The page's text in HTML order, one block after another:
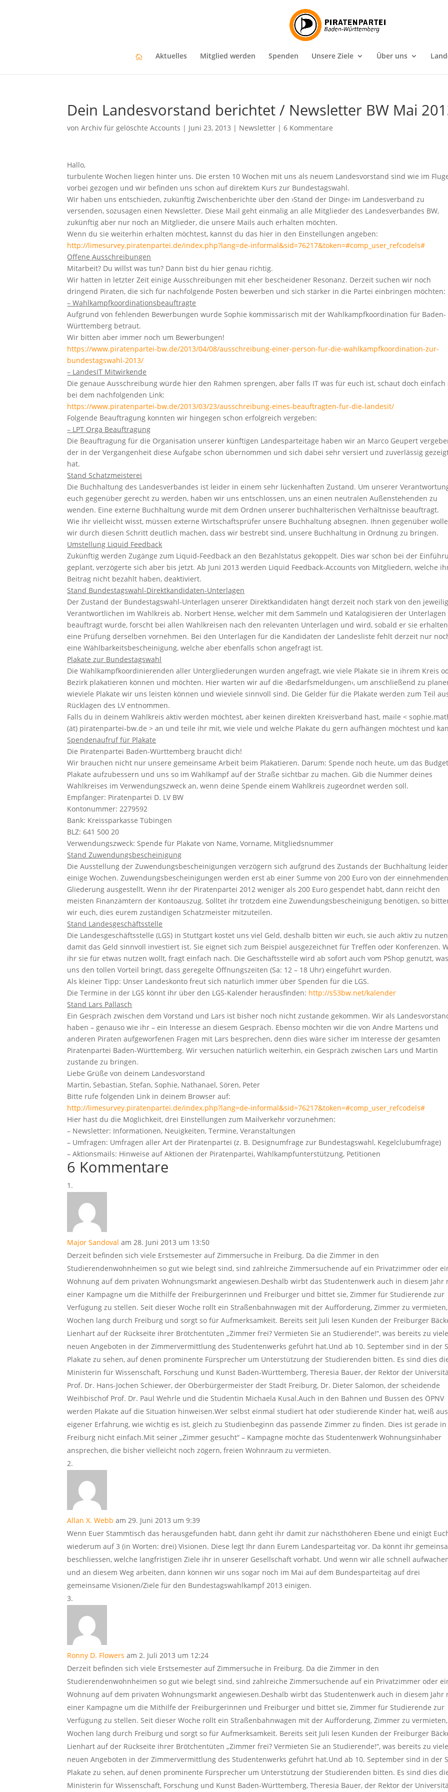
Aktuelles Mitglied werden Spenden Unsere Ziele Über uns
Dein Landesvorstand berichtet / Newsletter BW Mai
vonArchiv für gelöschte Accounts | Juni 23, 2013 | Newsletter |6 Kommentare
Hallo,
turbulente Wochen liegen hinter uns. Die ersten 10 Wochen mit uns als neuem Landesvorstand sind wie im
vorbei gezogen und wir befinden uns schon auf direktem Kurs zur Bundestagswahl.
Wir haben uns entschieden, zukünftig Zwischenberichte über den ›Stand der Dinge‹ im Landesverband zu
versenden, sozusagen einen Newsletter. Diese Mail geht einmalig an alle Mitglieder des Landesverbandes BW,
zukünftig aber nur noch an Mitglieder, die unsere Mails auch erhalten möchten.
Wenn du sie weiterhin erhalten möchtest, kannst du das hier in den Einstellungen angeben:
http://limesurvey.piratenpartei.de/index.php?lang=de-informal&sid=76217&token=#comp_user_refcodels#
Offene Ausschreibungen
Mitarbeit? Du willst was tun? Dann bist du hier genau richtig.
Wir hatten in letzter Zeit einige Ausschreibungen mit eher bescheidener Resonanz. Derzeit suchen wir noch
dringend Piraten, die sich für nachfolgende Posten bewerben und sich stärker in die Partei einbringen möchten:
– Wahlkampfkoordinationsbeauftragte
Aufgrund von fehlenden Bewerbungen wurde Sophie kommissarisch mit der Wahlkampfkoordination für Baden-
Württemberg betraut.
Wir bitten aber immer noch um Bewerbungen!
https://www.piratenpartei-bw.de/2013/04/08/ausschreibung-einer-person-fur-die-wahlkampfkoordination-zur-
bundestagswahl-2013/
– LandesIT Mitwirkende
Die genaue Ausschreibung würde hier den Rahmen sprengen, aber falls IT was für euch ist, schaut doch einfach
bei dem nachfolgenden Link:
https://www.piratenpartei-bw.de/2013/03/23/ausschreibung-eines-beauftragten-fur-die-landesit/
Folgende Beauftragung konnten wir hingegen schon erfolgreich vergeben:
– LPT Orga Beauftragung
Die Beauftragung für die Organisation unserer künftigen Landesparteitage haben wir an Marco Geupert
der in der Vergangenheit diese Aufgabe schon übernommen und sich dabei sehr versiert und zuverlässig
hat.
Stand Schatzmeisterei
Die Buchhaltung des Landesverbandes ist leider in einem sehr lückenhaften Zustand. Um unserer
euch gegenüber gerecht zu werden, haben wir uns entschlossen, uns an einen neutralen Außenstehenden zu
wenden. Eine externe Buchhaltung wurde mit dem Ordnen unserer buchhalterischen Verhältnisse beauftragt.
Wie ihr vielleicht wisst, müssen externe Wirtschaftsprüfer unsere Buchhaltung absegnen. Ihnen gegenüber
wir durch diesen Schritt deutlich machen, dass wir bestrebt sind, unsere Buchhaltung in Ordnung zu bringen.
Umstellung Liquid Feedback
Zukünftig werden Zugänge zum Liquid-Feedback an den Bezahlstatus gekoppelt. Dies war schon bei der
geplant, verzögerte sich aber bis jetzt. Ab Juni 2013 werden Liquid Feedback-Accounts von Mitgliedern, welche
Beitrag nicht bezahlt haben, deaktiviert.
Stand Bundestagswahl-Direktkandidaten-Unterlagen
Der Zustand der Bundestagswahl-Unterlagen unserer Direktkandidaten hängt derzeit noch stark von den
Verantwortlichen im Wahlkreis ab. Norbert Hense, welcher mit dem Sammeln und Katalogisieren der Unterlagen
beauftragt wurde, forscht bei allen Wahlkreisen nach den relevanten Unterlagen und wird, sobald er sie
eine Prüfung derselben vornehmen. Bei den Unterlagen für die Kandidaten der Landesliste fehlt derzeit nur
eine Wählbarkeitsbescheinigung, welche aber ebenfalls schon angefragt ist.
Plakate zur Bundestagswahl
Die Wahlkampfkoordinierenden aller Untergliederungen wurden angefragt, wie viele Plakate sie in ihrem Kreis
Bezirk plakatieren können und möchten. Hier warten wir auf die ›Bedarfsmeldungen‹, um anschließend zu
wieviele Plakate wir uns leisten können und wieviele sinnvoll sind. Die Gelder für die Plakate werden zum Teil
Rücklagen des LV entnommen.
Falls du in deinem Wahlkreis aktiv werden möchtest, aber keinen direkten Kreisverband hast, maile <
(ät) piratenpartei-bw.de > an und teile ihr mit, wie viele und welche Plakate du gern aufhängen möchtest und
Spendenaufruf für Plakate
Die Piratenpartei Baden-Württemberg braucht dich!
Wir brauchen nicht nur unsere gemeinsame Arbeit beim Plakatieren. Darum: Spende noch heute, um das
Plakate aufzubessern und uns so im Wahlkampf auf der Straße sichtbar zu machen. Gib die Nummer deines
Wahlkreises im Verwendungszweck an, wenn deine Spende einem Wahlkreis zugeordnet werden soll.
Empfänger: Piratenpartei D. LV BW
Kontonummer: 2279592
Bank: Kreissparkasse Tübingen
BLZ: 641 500 20
Verwendungszweck: Spende für Plakate von Name, Vorname, Mitgliedsnummer
Stand Zuwendungsbescheinigung
Die Ausstellung der Zuwendungsbescheinigungen verzögern sich aufgrund des Zustands der Buchhaltung
einige Wochen. Zuwendungsbescheinigungen werden erst ab einer Summe von 200 Euro von der einnehmenden
Gliederung ausgestellt. Wenn ihr der Piratenpartei 2012 weniger als 200 Euro gespendet habt, dann reicht den
meisten Finanzämtern der Kontoauszug. Solltet ihr trotzdem eine Zuwendungsbescheinigung benötigen, so
wir euch, dies eurem zuständigen Schatzmeister mitzuteilen.
Stand Landesgeschäftsstelle
Die Landesgeschäftsstelle (LGS) in Stuttgart kostet uns viel Geld, deshalb bitten wir euch, sie auch aktiv zu
damit das Geld sinnvoll investiert ist. Sie eignet sich zum Beispiel ausgezeichnet für Treffen oder Konferenzen.
ihr sie für etwas nutzen wollt, fragt einfach nach. Die Geschäftsstelle wird ab sofort auch vom PShop genutzt, was
uns den tollen Vorteil bringt, dass geregelte Öffnungszeiten (Sa: 12 – 18 Uhr) eingeführt wurden.
Als kleiner Tipp: Unser Landeskonto freut sich natürlich immer über Spenden für die LGS.
Die Termine in der LGS könnt ihr über den LGS-Kalender herausfinden: http://s53bw.net/kalender
Stand Lars Pallasch
Ein Gespräch zwischen dem Vorstand und Lars ist bisher noch nicht zustande gekommen. Wir als
haben – genauso wie ihr – ein Interesse an diesem Gespräch. Ebenso möchten wir die von Andre Martens und
anderen Piraten aufgeworfenen Fragen mit Lars besprechen, denn dies wäre sicher im Interesse der gesamten
Piratenpartei Baden-Württemberg. Wir versuchen natürlich weiterhin, ein Gespräch zwischen Lars und Martin
zustande zu bringen.
Liebe Grüße von deinem Landesvorstand
Martin, Sebastian, Stefan, Sophie, Nathanael, Sören, Peter
Bitte rufe folgenden Link in deinem Browser auf:
http://limesurvey.piratenpartei.de/index.php?lang=de-informal&sid=76217&token=#comp_user_refcodels#
Hier hast du die Möglichkeit, drei Einstellungen zum Mailverkehr vorzunehmen:
– Newsletter: Informationen, Neuigkeiten, Termine, Veranstaltungen
– Umfragen: Umfragen aller Art der Piratenpartei (z. B. Designumfrage zur Bundestagswahl, Kegelclubumfrage)
– Aktionsmails: Hinweise auf Aktionen der Piratenpartei, Wahlkampfunterstützung, Petitionen
6 Kommentare
Major Sandoval am 28. Juni 2013 um 13:50
Derzeit befinden sich viele Erstsemester auf Zimmersuche in Freiburg. Da die Zimmer in den
Studierendenwohnheimen so gut wie belegt sind, sind zahlreiche Zimmersuchende auf ein Privatzimmer oder
Wohnung auf dem privaten Wohnungsmarkt angewiesen.Deshalb wirbt das Studentenwerk auch in diesem Jahr
einer Kampagne um die Mithilfe der Freiburgerinnen und Freiburger und bittet sie, Zimmer für Studierende zur
Verfügung zu stellen. Seit dieser Woche rollt ein Straßenbahnwagen mit der Aufforderung, Zimmer zu
Wochen lang durch Freiburg und sorgt so für Aufmerksamkeit. Bereits seit Juli lesen Kunden der Freiburger
Lienhart auf der Rückseite ihrer Brötchentüten „Zimmer frei? Vermieten Sie an Studierende!“, was bereits zu
neuen Angeboten in der Zimmervermittlung des Studentenwerks geführt hat.Und ab 10. September sind in der
Plakate zu sehen, auf denen prominente Fürsprecher um Unterstützung der Studierenden bitten. Es sind dies
Ministerin für Wissenschaft, Forschung und Kunst Baden-Württemberg, Theresia Bauer, der Rektor der
Prof. Dr. Hans-Jochen Schiewer, der Oberbürgermeister der Stadt Freiburg, Dr. Dieter Salomon, der scheidende
Weihbischof Prof. Dr. Paul Wehrle und die Studentin Michaela Kusal.Auch in den Bahnen und Bussen des ÖPNV
werden Plakate auf die Situation hinweisen.Wer selbst einmal studiert hat oder studierende Kinder hat, weiß aus
eigener Erfahrung, wie wichtig es ist, gleich zu Studienbeginn das passende Zimmer zu finden. Dies ist gerade in
Freiburg nicht einfach.Mit seiner „Zimmer gesucht“ – Kampagne möchte das Studentenwerk Wohnungsinhaber
ansprechen, die bisher vielleicht noch zögern, freien Wohnraum zu vermieten.
Allan X. Webb am 29. Juni 2013 um 9:39
Wenn Euer Stammtisch das herausgefunden habt, dann geht ihr damit zur nächsthöheren Ebene und einigt
wiederum auf 3 (in Worten: drei) Visionen. Diese legt Ihr dann Eurem Landesparteitag vor. Da könnt ihr
beschliessen, welche langfristigen Ziele ihr in unserer Gesellschaft vorhabt. Und wenn wir alle schnell
und an diesem Weg arbeiten, dann können wir uns sogar noch im Mai auf dem Bundesparteitag auf drei
gemeinsame Visionen/Ziele für den Bundestagswahlkampf 2013 einigen.
Ronny D. Flowers am 2. Juli 2013 um 12:24
Derzeit befinden sich viele Erstsemester auf Zimmersuche in Freiburg. Da die Zimmer in den
Studierendenwohnheimen so gut wie belegt sind, sind zahlreiche Zimmersuchende auf ein Privatzimmer oder
Wohnung auf dem privaten Wohnungsmarkt angewiesen.Deshalb wirbt das Studentenwerk auch in diesem Jahr
einer Kampagne um die Mithilfe der Freiburgerinnen und Freiburger und bittet sie, Zimmer für Studierende zur
Verfügung zu stellen. Seit dieser Woche rollt ein Straßenbahnwagen mit der Aufforderung, Zimmer zu
Wochen lang durch Freiburg und sorgt so für Aufmerksamkeit. Bereits seit Juli lesen Kunden der Freiburger
Lienhart auf der Rückseite ihrer Brötchentüten „Zimmer frei? Vermieten Sie an Studierende!“, was bereits zu
neuen Angeboten in der Zimmervermittlung des Studentenwerks geführt hat.Und ab 10. September sind in der
Plakate zu sehen, auf denen prominente Fürsprecher um Unterstützung der Studierenden bitten. Es sind dies
Ministerin für Wissenschaft, Forschung und Kunst Baden-Württemberg, Theresia Bauer, der Rektor der